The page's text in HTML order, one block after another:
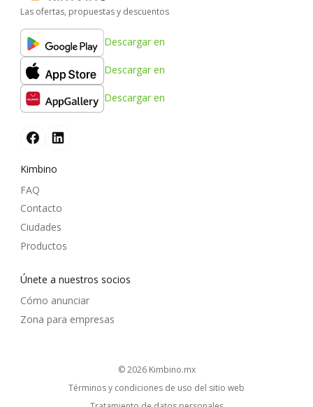
Las ofertas, propuestas y descuentos
Descargar en
Descargar en
Descargar en
Kimbino
FAQ
Contacto
Ciudades
Productos
Únete a nuestros socios
Cómo anunciar
Zona para empresas
© 2026 kimbino.mx
Términos y condiciones de uso del sitio web